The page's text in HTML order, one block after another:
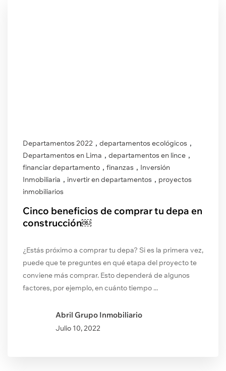
Departamentos 2022 , departamentos ecológicos ,
Departamentos en Lima , departamentos en lince ,
financiar departamento , finanzas , Inversión
Inmobiliaria , invertir en departamentos , proyectos
inmobiliarios
Cinco beneficios de comprar tu depa en
construcción￼
¿Estás próximo a comprar tu depa? Si es la primera vez,
puede que te preguntes en qué etapa del proyecto te
conviene más comprar. Esto dependerá de algunos
factores, por ejemplo, en cuánto tiempo ...
Abril Grupo Inmobiliario
Julio 10, 2022